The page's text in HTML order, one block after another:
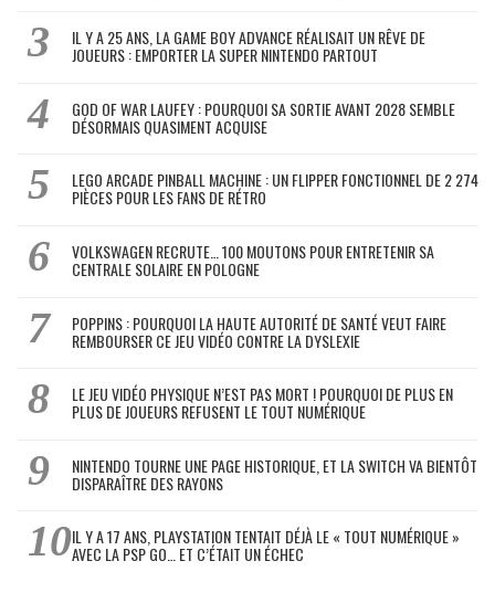
IL Y A 25 ANS, LA GAME BOY ADVANCE RÉALISAIT UN RÊVE DE
JOUEURS : EMPORTER LA SUPER NINTENDO PARTOUT
GOD OF WAR LAUFEY : POURQUOI SA SORTIE AVANT 2028 SEMBLE
DÉSORMAIS QUASIMENT ACQUISE
LEGO ARCADE PINBALL MACHINE : UN FLIPPER FONCTIONNEL DE 2 274
PIÈCES POUR LES FANS DE RÉTRO
VOLKSWAGEN RECRUTE… 100 MOUTONS POUR ENTRETENIR SA
CENTRALE SOLAIRE EN POLOGNE
POPPINS : POURQUOI LA HAUTE AUTORITÉ DE SANTÉ VEUT FAIRE
REMBOURSER CE JEU VIDÉO CONTRE LA DYSLEXIE
LE JEU VIDÉO PHYSIQUE N’EST PAS MORT ! POURQUOI DE PLUS EN
PLUS DE JOUEURS REFUSENT LE TOUT NUMÉRIQUE
NINTENDO TOURNE UNE PAGE HISTORIQUE, ET LA SWITCH VA BIENTÔT
DISPARAÎTRE DES RAYONS
IL Y A 17 ANS, PLAYSTATION TENTAIT DÉJÀ LE « TOUT NUMÉRIQUE »
AVEC LA PSP GO… ET C’ÉTAIT UN ÉCHEC